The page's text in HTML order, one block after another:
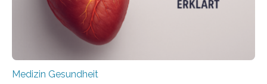
häufigsten Krebsarten und stellt…
Medizin Gesundheit